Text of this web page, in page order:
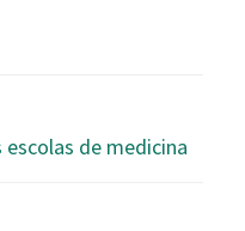
escolas de medicina